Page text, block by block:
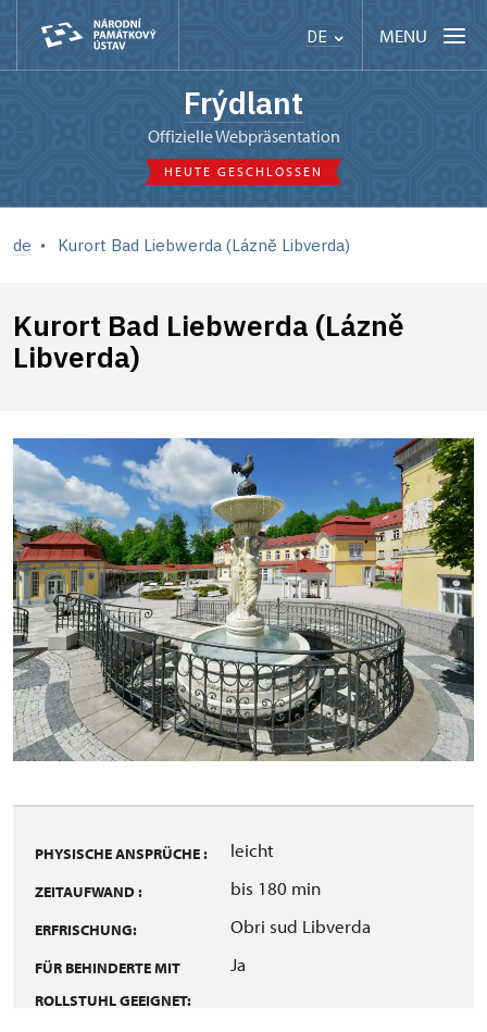
DE MENU
Frýdlant
offizielle Webpräsentation
HEUTE GESCHLOSSEN
de Kurort Bad Liebwerda (Lázně Libverda)
Kurort Bad Liebwerda (Lázně
Libverda)
PHYSISCHE ANSPRÜCHE : leicht
ZEITAUFWAND : bis 180 min
ERFRISCHUNG: Obri sud Libverda
FÜR BEHINDERTE MIT
ROLLSTUHL GEEIGNET:
Ja